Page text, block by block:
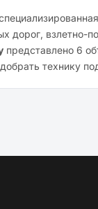
дорог, взлетно-
представлено 6
технику